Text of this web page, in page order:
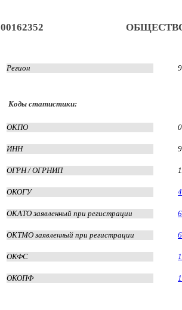
00162352
Регион
Коды статистики:
ОКПО
ИНН
ОГРН / ОГРНИП
ОКОГУ
ОКАТО заявленный при регистрации
ОКТМО заявленный при регистрации
ОКФС
ОКОПФ